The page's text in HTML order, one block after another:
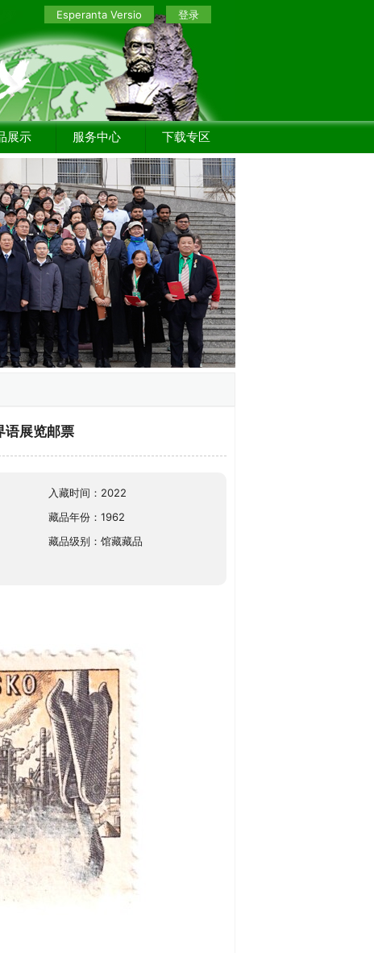
Esperanta Versio 登录
展示 服务中心 下载专区
语展览邮票
入藏时间：2022
藏品年份：1962
藏品级别：馆藏藏品